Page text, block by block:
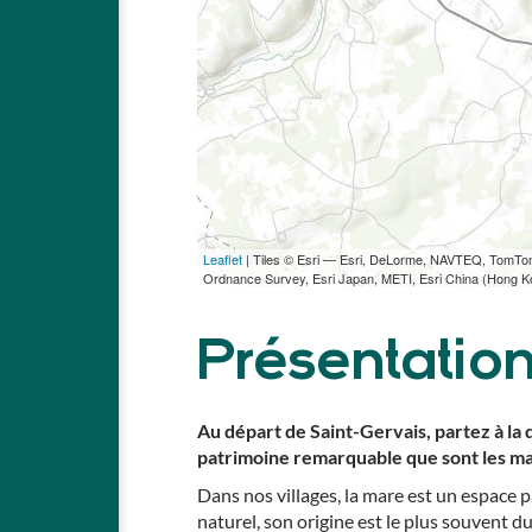
Leaflet| Tiles © Esri — Esri, DeLorme, NAVTEQ,
Ordnance Survey, Esri Japan, METI, Esri China (Hong
Au départ de Saint-Gervais, partez à
patrimoine remarquable que sont les
Dans nos villages, la mare est un
naturel, son origine est le plus souvent